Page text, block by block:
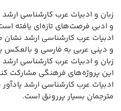
زبان و ادبیات عرب کارشناسی
و ادبی فرصت‌های تازه‌ای یافته
ادبیات عرب کارشناسی ارشد نشان
و دینی عربی به فارسی و بالعکس
زبان و ادبیات عرب کارشناسی
این پروژه‌های فرهنگی مشارکت
ادبیات عرب کارشناسی ارشد
مترجمان بسیار پررونق است.